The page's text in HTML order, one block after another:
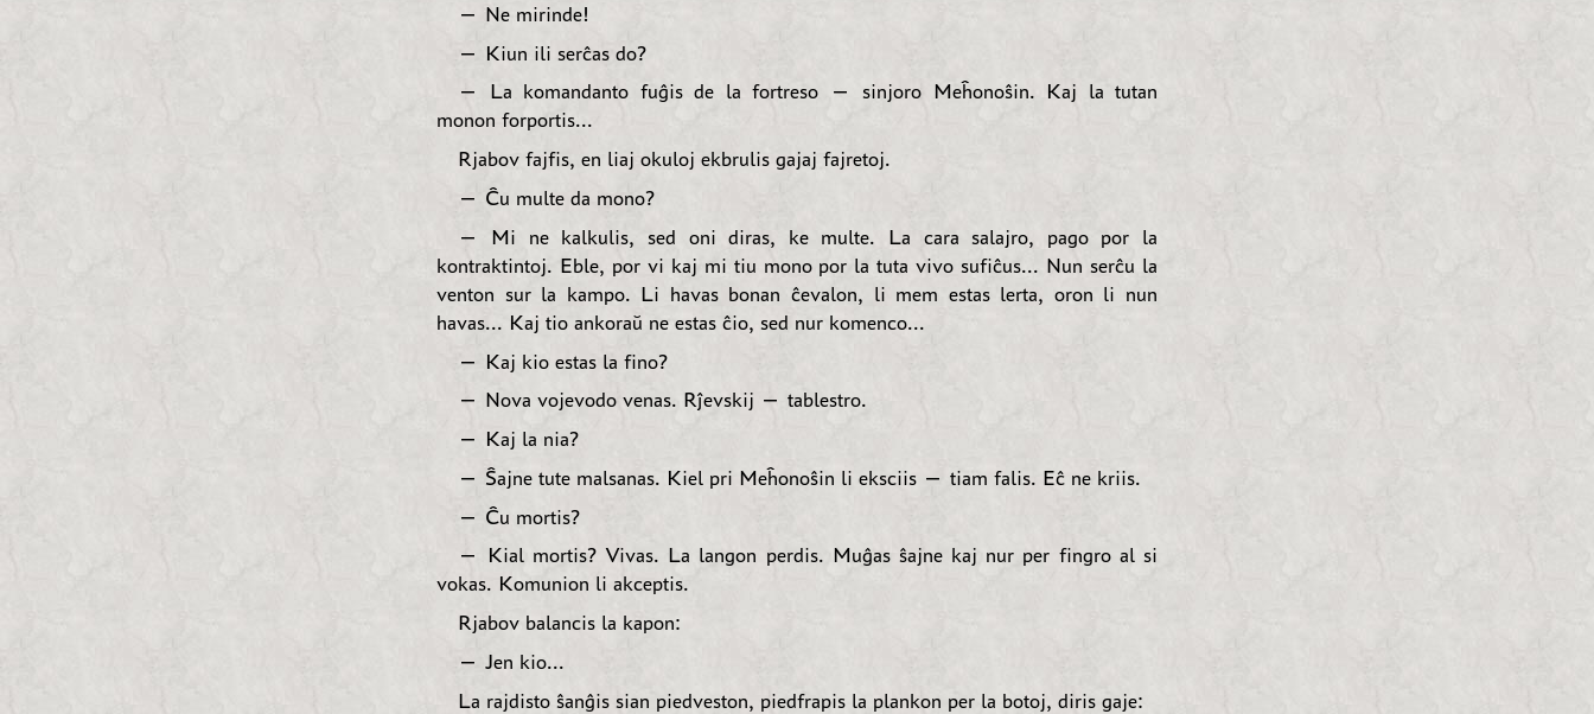
— Ne mirinde!
— Kiun ili serĉas do?
— La komandanto fuĝis de la fortreso — sinjoro Meĥonoŝin. Kaj la tutan
monon forportis...
Rjabov fajfis, en liaj okuloj ekbrulis gajaj fajretoj.
— Ĉu multe da mono?
— Mi ne kalkulis, sed oni diras, ke multe. La cara salajro, pago por la
kontraktintoj. Eble, por vi kaj mi tiu mono por la tuta vivo sufiĉus... Nun serĉu la
venton sur la kampo. Li havas bonan ĉevalon, li mem estas lerta, oron li nun
havas... Kaj tio ankoraŭ ne estas ĉio, sed nur komenco...
— Kaj kio estas la fino?
— Nova vojevodo venas. Rĵevskij — tablestro.
— Kaj la nia?
— Ŝajne tute malsanas. Kiel pri Meĥonoŝin li eksciis — tiam falis. Eĉ ne kriis.
— Ĉu mortis?
— Kial mortis? Vivas. La langon perdis. Muĝas ŝajne kaj nur per fingro al si
vokas. Komunion li akceptis.
Rjabov balancis la kapon:
— Jen kio...
La rajdisto ŝanĝis sian piedveston, piedfrapis la plankon per la botoj, diris gaje: